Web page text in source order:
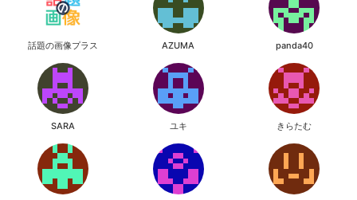
話題の画像プラス AZUMA panda40
SARA ユキ きらたむ